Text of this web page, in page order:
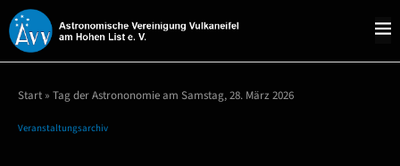
Start » Tag der Astrononomie am Samstag, 28. März 2026
Veranstaltungsarchiv